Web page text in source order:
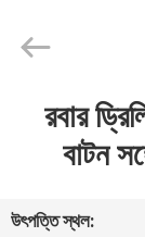
রবার
বাটন
উৎপত্তি স্থল: